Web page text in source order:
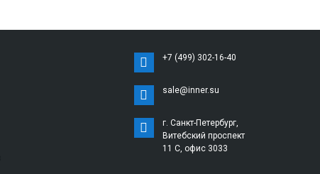
+7 (499) 302-16-40
sale@inner.su
г. Санкт-Петербург,
Витебский проспект
11 С, офис 3033